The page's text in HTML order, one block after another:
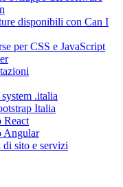
disponibili con Can I
per CSS e JavaScript
.italia
Italia
React
Angular
sito e servizi